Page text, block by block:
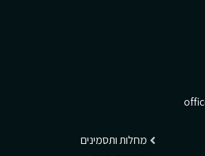
מחלות ותסמינים